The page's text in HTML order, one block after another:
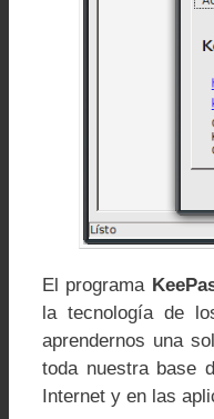
El programa
la tecnología de
aprendernos una
toda nuestra base
Internet y en las